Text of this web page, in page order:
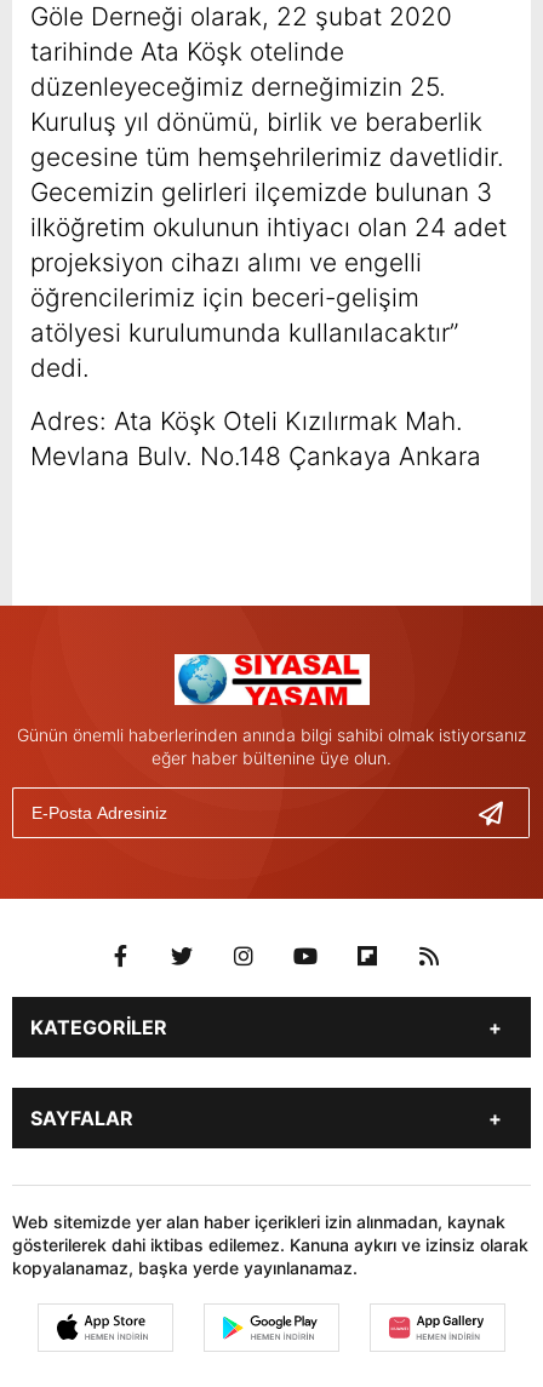
Göle Derneği olarak, 22 şubat 2020
tarihinde Ata Köşk otelinde
düzenleyeceğimiz derneğimizin 25.
Kuruluş yıl dönümü, birlik ve beraberlik
gecesine tüm hemşehrilerimiz davetlidir.
Gecemizin gelirleri ilçemizde bulunan 3
ilköğretim okulunun ihtiyacı olan 24 adet
projeksiyon cihazı alımı ve engelli
öğrencilerimiz için beceri-gelişim
atölyesi kurulumunda kullanılacaktır”
dedi.
Adres: Ata Köşk Oteli Kızılırmak Mah.
Mevlana Bulv. No.148 Çankaya Ankara
Günün önemli haberlerinden anında bilgi sahibi olmak istiyorsanız
eğer haber bültenine üye olun.
KATEGORİLER
Genel
Gündem
Son Dakika
İstanbul
Stk
Siyaset
Dünya
Sağlık
Teknoloji
SAYFALAR
HABER GÖNDER
Web sitemizde yer alan haber içerikleri izin alınmadan, kaynak
gösterilerek dahi iktibas edilemez. Kanuna aykırı ve izinsiz olarak
kopyalanamaz, başka yerde yayınlanamaz.